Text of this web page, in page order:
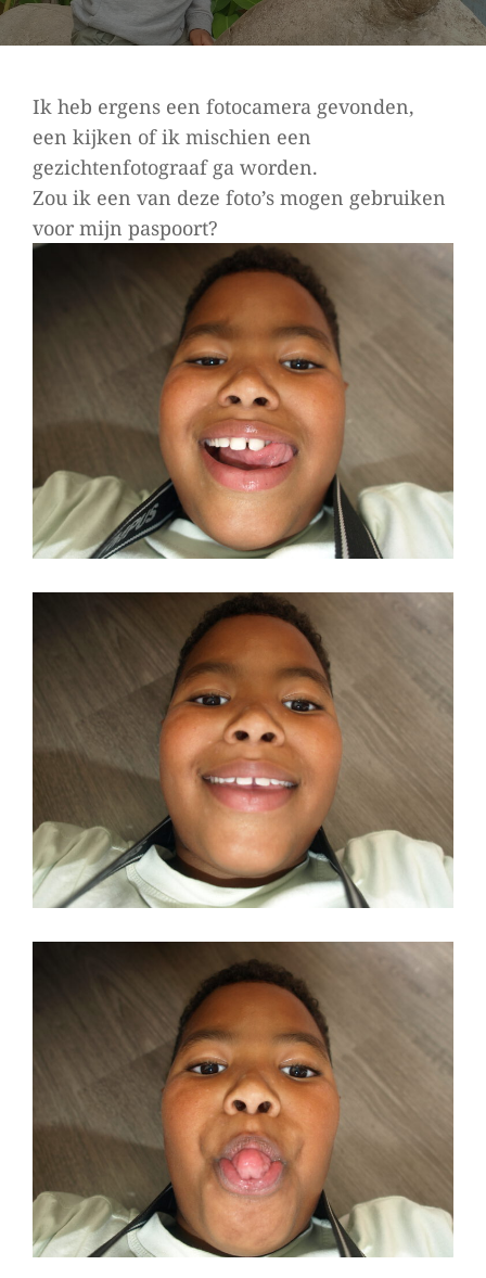
Ik heb ergens een fotocamera gevonden,
een kijken of ik mischien een
gezichtenfotograaf ga worden.
Zou ik een van deze foto’s mogen gebruiken
voor mijn paspoort?